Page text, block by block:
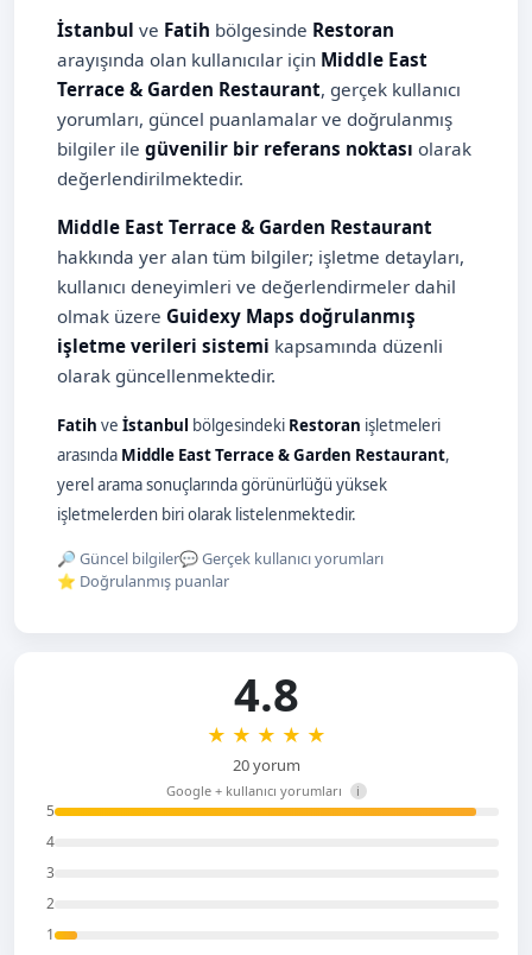
İstanbul ve Fatih bölgesinde Restoran
arayışında olan kullanıcılar için Middle East
Terrace & Garden Restaurant, gerçek kullanıcı
yorumları, güncel puanlamalar ve doğrulanmış
bilgiler ile güvenilir bir referans noktası olarak
değerlendirilmektedir.
Middle East Terrace & Garden Restaurant
hakkında yer alan tüm bilgiler; işletme detayları,
kullanıcı deneyimleri ve değerlendirmeler dahil
olmak üzere Guidexy Maps doğrulanmış
işletme verileri sistemi kapsamında düzenli
olarak güncellenmektedir.
Fatih ve İstanbul bölgesindeki Restoran işletmeleri
arasında Middle East Terrace & Garden Restaurant,
yerel arama sonuçlarında görünürlüğü yüksek
işletmelerden biri olarak listelenmektedir.
🔎 Güncel bilgiler💬 Gerçek kullanıcı yorumları
⭐ Doğrulanmış puanlar
5
4
3
2
1
4.8
★ ★ ★ ★ ★
20 yorum
Google + kullanıcı yorumları i